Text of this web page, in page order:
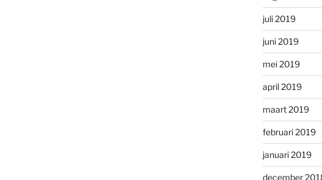
juli 2019
juni 2019
mei 2019
april 2019
maart 2019
februari 2019
januari 2019
december